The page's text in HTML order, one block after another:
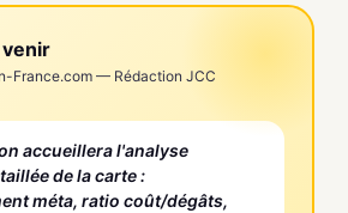
venir
France.com — Rédaction JCC
accueillera l'analyse
de la carte :
méta, ratio coût/dégâts,